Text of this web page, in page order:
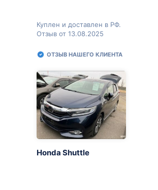
Куплен и доставлен в РФ.
Отзыв от 13.08.2025
ОТЗЫВ НАШЕГО КЛИЕНТА
Honda Shuttle